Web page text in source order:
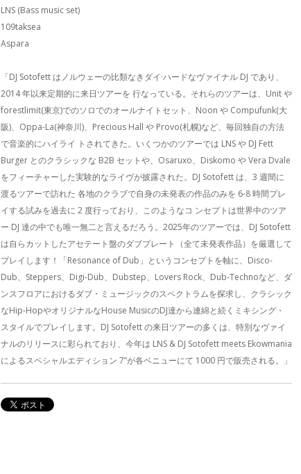
LNS (Bass music set)
109taksea
Aspara
「DJ Sotofett はノルウェーの比類なきダイ·ハードなヴァイナル DJ であり、
2014 年以来定期的に来日ツアーを 行なっている。それらのツアーは、Unit や
forestlimit(東京)でのソロでのオールナイトセット、Noon や Compufunk(大
阪)、Oppa-La(神奈川)、Precious Hall や Provo(札幌)など、毎回独自の方法
で音楽的にハイライ トされてきた。いくつかのツアーでは LNS や DJ Fett
Burger とのクラシックな B2B セットや、Osaruxo、Diskomo や Vera Dvale
をフィーチャーした実験的なライヴが披露された。DJ Sotofett は、3 週間に
渡るツアーで訪れた 各地のクラブで自身の未発表の作品のみを 6-8 時間プレ
イする試みを過去に 2 度行っており、このようなコ ンセプトは世界中のツア
ー DJ 達の中でも唯一無二と言えるだろう。2025年のツアーでは、DJ Sotofett
は自らカットしたアセテート盤のダブプレート（全て未発表作品）を厳選して
プレイします！「Resonance of Dub」というコンセプトを軸に、Disco-
Dub、Steppers、Digi-Dub、Dubstep、Lovers Rock、Dub-Technoなど、ダ
ンスフロアにおけるダブ・ミュージックのスペクトラムを探求し、クラシック
なHip-HopやオリジナルなHouse MusicのDJ達から連綿と続くミキシング・
スタイルでプレイします。DJ Sotofett の来日ツアーの多くは、特別なヴァイ
ナルのリリースに彩られており、今年は LNS & DJ Sotofett meets Ekowmania
によるスペシャルエディション 7”が各ベニューにて 1000 円で販売される。」